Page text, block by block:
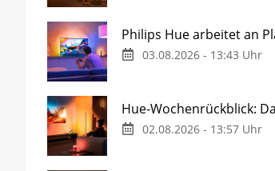
Philips Hue arbeitet an
03.08.2026 - 13:43 Uhr
Hue-Wochenrückblick:
02.08.2026 - 13:57 Uhr